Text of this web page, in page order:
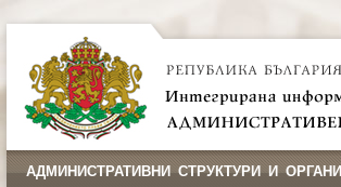
АДМИНИСТРАТИВНИ СТРУКТУРИ И